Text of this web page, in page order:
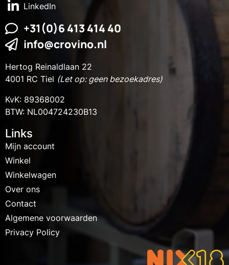
LinkedIn
+31(0)6 413 414 40
info@crovino.nl
Hertog Reinaldlaan 22
4001 RC Tiel (Let op: geen bezoekadres)
KvK: 89368002
BTW: NL004724230B13
Links
Mijn account
Winkel
Winkelwagen
Over ons
Contact
Algemene voorwaarden
Privacy Policy